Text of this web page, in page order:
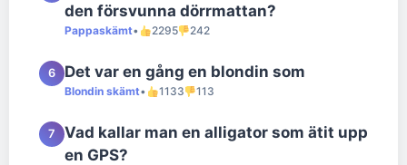
den försvunna dörrmattan?
Pappaskämt• 2295 242
6 Det var en gång en blondin som
Blondin skämt• 1133 113
7
Vad kallar man en alligator som ätit upp
en GPS?